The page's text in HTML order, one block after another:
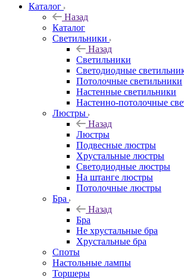
Каталог
Назад
Каталог
Светильники
Назад
Светильники
Светодиодные
Потолочные светильники
Настенные светильники
Настенно-потолочные
Люстры
Назад
Люстры
Подвесные люстры
Хрустальные люстры
Светодиодные люстры
На штанге люстры
Потолочные люстры
Бра
Назад
Бра
Не хрустальные бра
Хрустальные бра
Споты
Настольные лампы
Торшеры